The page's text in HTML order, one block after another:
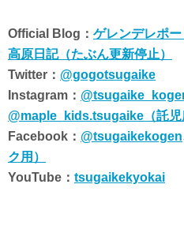
Official Blog： ゲレンデレポー
高原日記（たぶん更新停止）
Twitter： @gogotsugaike
Instagram：
@maple_kids.tsugaike（託児
Facebook： @tsugaikekogen
ク用）
YouTube： tsugaikekyokai